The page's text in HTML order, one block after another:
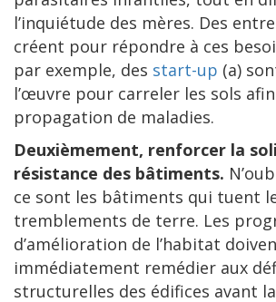
l’inquiétude des mères. Des
créent pour répondre à ces
par exemple, des start-up (a)
l’œuvre pour carreler les sols
propagation de maladies.
Deuxièmement, renforcer la
résistance des bâtiments.
ce sont les bâtiments qui tuent
tremblements de terre. Les
d’amélioration de l’habitat
immédiatement remédier aux
structurelles des édifices avant